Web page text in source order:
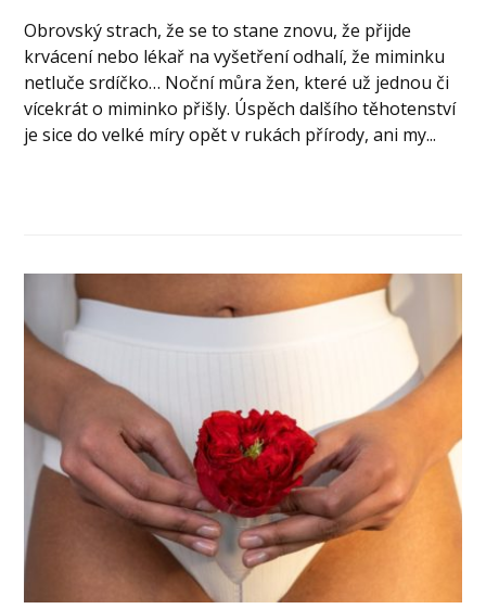
Obrovský strach, že se to stane znovu, že přijde
krvácení nebo lékař na vyšetření odhalí, že miminku
netluče srdíčko… Noční můra žen, které už jednou či
vícekrát o miminko přišly. Úspěch dalšího těhotenství
je sice do velké míry opět v rukách přírody, ani my...